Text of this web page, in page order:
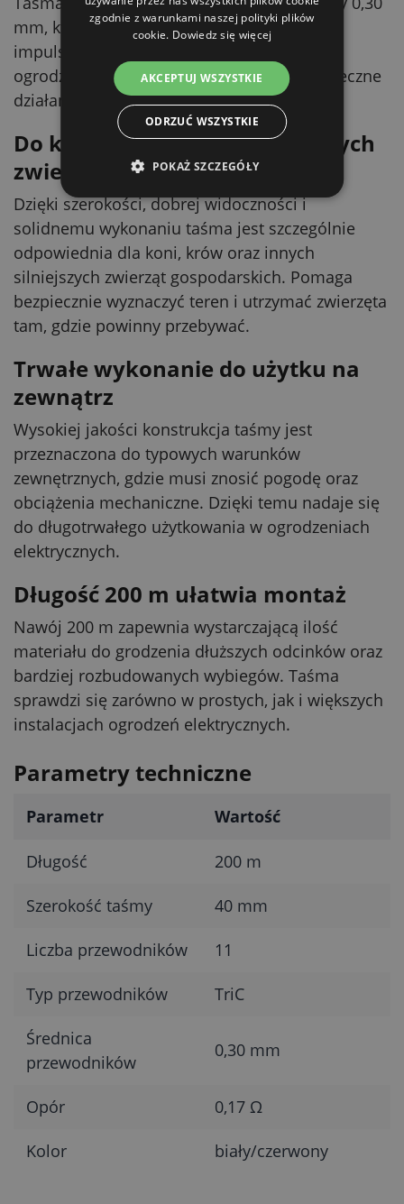
mm, które umożliwiają pewne prowadzenie
impulsu elektrycznego na całej długości
ogrodzenia. Niski opór 0,17 Ω wspiera skuteczne
działanie ogrodzenia elektrycznego.
Do koni, bydła i innych większych
zwierząt
Dzięki szerokości, dobrej widoczności i
solidnemu wykonaniu taśma jest szczególnie
odpowiednia dla koni, krów oraz innych
silniejszych zwierząt gospodarskich. Pomaga
bezpiecznie wyznaczyć teren i utrzymać zwierzęta
tam, gdzie powinny przebywać.
Trwałe wykonanie do użytku na
zewnątrz
Wysokiej jakości konstrukcja taśmy jest
przeznaczona do typowych warunków
zewnętrznych, gdzie musi znosić pogodę oraz
obciążenia mechaniczne. Dzięki temu nadaje się
do długotrwałego użytkowania w ogrodzeniach
elektrycznych.
Długość 200 m ułatwia montaż
Nawój 200 m zapewnia wystarczającą ilość
materiału do grodzenia dłuższych odcinków oraz
bardziej rozbudowanych wybiegów. Taśma
sprawdzi się zarówno w prostych, jak i większych
instalacjach ogrodzeń elektrycznych.
Parametry techniczne
Parametr Wartość
Długość 200 m
Szerokość taśmy 40 mm
Liczba przewodników 11
Typ przewodników TriC
Średnica
przewodników
0,30 mm
Opór 0,17 Ω
Kolor biały/czerwony
zgodnie z warunkami naszej polityki plików
cookie. Dowiedz się więcej
AKCEPTUJ WSZYSTKIE
ODRZUĆ WSZYSTKIE
POKAŻ SZCZEGÓŁY